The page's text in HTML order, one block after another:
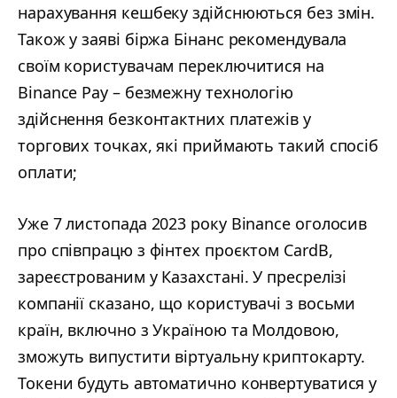
нарахування кешбеку здійснюються без змін.
Також у заяві біржа Бінанс рекомендувала
своїм користувачам переключитися на
Binance Pay – безмежну технологію
здійснення безконтактних платежів у
торгових точках, які приймають такий спосіб
оплати;
Уже 7 листопада 2023 року Binance оголосив
про співпрацю з фінтех проєктом CardB,
зареєстрованим у Казахстані. У пресрелізі
компанії сказано, що користувачі з восьми
країн, включно з Україною та Молдовою,
зможуть випустити віртуальну криптокарту.
Токени будуть автоматично конвертуватися у